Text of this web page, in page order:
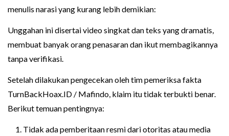
menulis narasi yang kurang lebih demikian:
Unggahan ini disertai video singkat dan teks yang dramatis,
membuat banyak orang penasaran dan ikut membagikannya
tanpa verifikasi.
Setelah dilakukan pengecekan oleh tim pemeriksa fakta
TurnBackHoax.ID / Mafindo, klaim itu tidak terbukti benar.
Berikut temuan pentingnya:
Tidak ada pemberitaan resmi dari otoritas atau media